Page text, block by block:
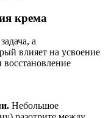
крема
а
влияет на усвоение
восстановление
Небольшое